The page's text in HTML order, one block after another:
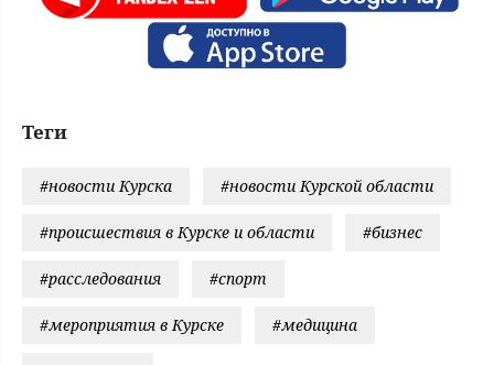
Теги
#новости Курска #новости Курской области
#происшествия в Курске и области #бизнес
#расследования #спорт
#мероприятия в Курске #медицина